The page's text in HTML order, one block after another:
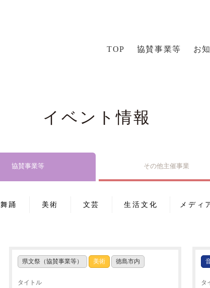
TOP 協賛事業等 お
イベント情報
協賛事業等 その他主催事業
舞踊 美術 文芸 生活文化 メディ
県文祭（協賛事業等） 美術 徳島市内
タイトル タ